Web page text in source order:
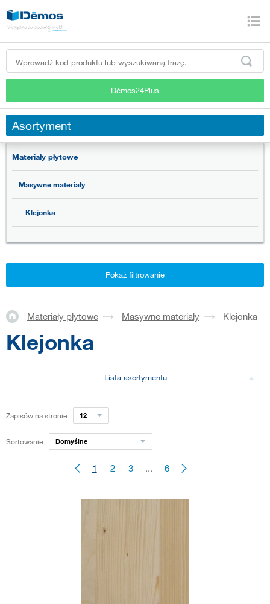
Démos24Plus
Asortyment
Materiały płytowe
Masywne materiały
Klejonka
Pokaż filtrowanie
Materiały płytowe Masywne materiały Klejonka
Klejonka
Lista asortymentu
Zapisów na stronie 12
Sortowanie Domyślne
1 2 3 6